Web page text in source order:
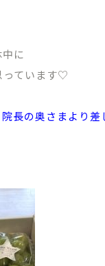
に
っています♡
院長の奥さまより差